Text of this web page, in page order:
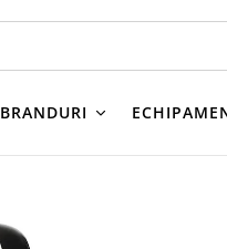
BRANDURI